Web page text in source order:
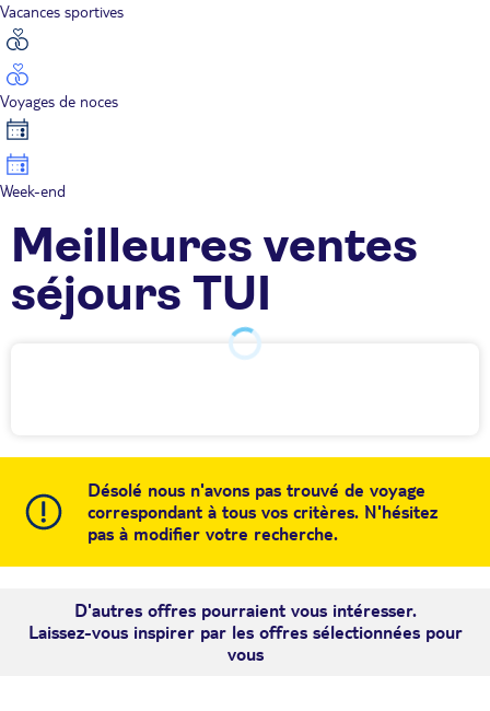
Vacances sportives
Voyages de noces
Week-end
Meilleures ventes
séjours TUI
Désolé nous n'avons pas trouvé de voyage
correspondant à tous vos critères. N'hésitez
pas à modifier votre recherche.
D'autres offres pourraient vous intéresser.
Laissez-vous inspirer par les offres sélectionnées pour
vous